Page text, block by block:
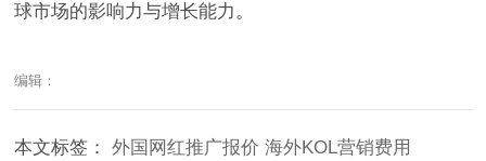
球市场的影响力与增长能力。
编辑：
本文标签：外国网红推广报价海外KOL营销费用